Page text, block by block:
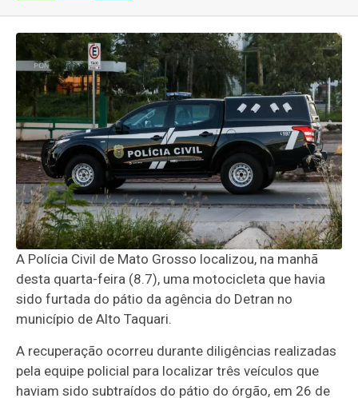
A Polícia Civil de Mato Grosso localizou, na manhã
desta quarta-feira (8.7), uma motocicleta que havia
sido furtada do pátio da agência do Detran no
município de Alto Taquari.
A recuperação ocorreu durante diligências realizadas
pela equipe policial para localizar três veículos que
haviam sido subtraídos do pátio do órgão, em 26 de